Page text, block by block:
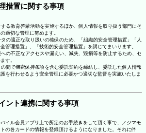
措置に関する事項
る教育啓蒙活動を実施するほか、個人情報を取り扱う部門にそ
適切な管理に努めます。
の適正な取り扱いの確保のため、「組織的安全管理措置」「人
管理措置」、「技術的安全管理措置」を講じてまいります。
の不正なアクセスや漏えい、滅失、毀損等を防止するため、セ
す。
間で機密保持条項を含む委託契約を締結し、委託した個人情報
を行わせるよう安全管理に必要かつ適切な監督を実施いたしま
ント連携に関する事項
イル会員アプリ上で所定のお手続きをして頂く事で、ノジマモ
の各カードの情報を登録頂けるようになりました。それに伴